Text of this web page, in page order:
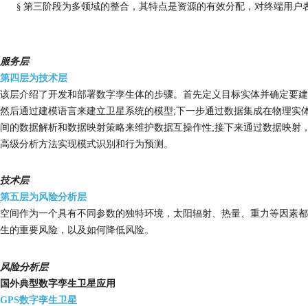
§ 第三阶段为多领域的整合，其特点是资源的有效分配，对终端用户
服务层
第四层为技术层
该层介绍了开发和部署数字孪生体的步骤。首先定义目标实体并确定要
然后通过建模语言来建立卫星系统的模型;下一步通过数据集成在物理
间的数据解析和数据映射策略来维护数据互操作性;接下来通过数据映
高级分析方法实现模式识别和行为预测。
技术层
第五层为风险分析层
空间作为一个具有不同参数的独特环境，太阳辐射、热量、重力等因素
生的重要风险，以及如何降低风险。
风险分析层
国外典型数字孪生卫星应用
GPS数字孪生卫星